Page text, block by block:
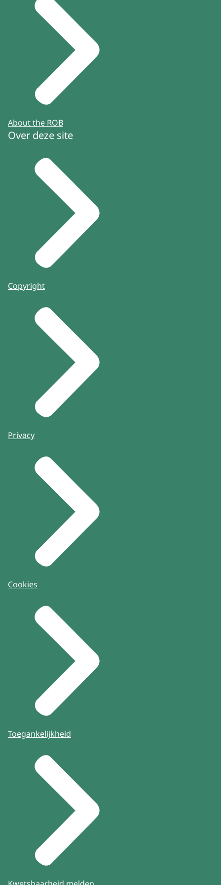
About the ROB
Over deze site
Copyright
Privacy
Cookies
Toegankelijkheid